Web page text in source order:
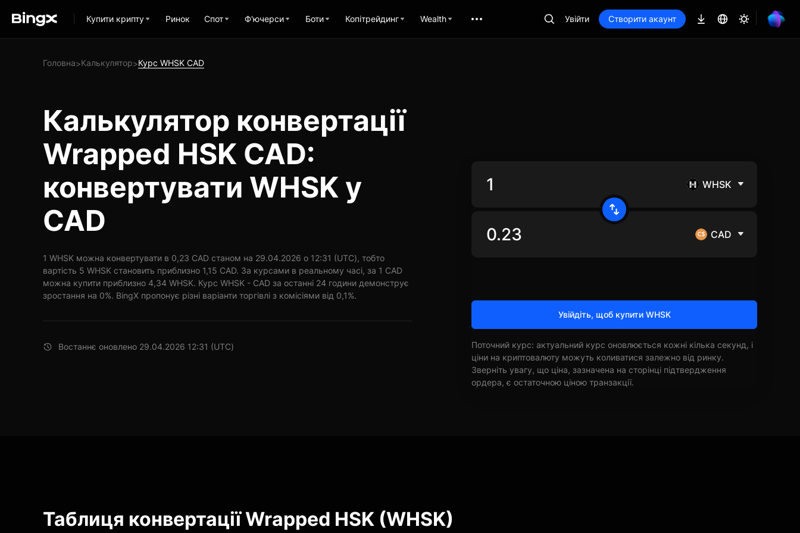
Купити крипту Ринок Спот Ф'ючерси Боти Копітрейдинг Wealth Увійти Створити акаунт
Головна>Калькулятор>Курс WHSK CAD
Калькулятор конвертації
Wrapped HSK CAD:
конвертувати WHSK у
CAD
1 WHSK можна конвертувати в 0,23 CAD станом на 29.04.2026 о 12:31 (UTC), тобто
вартість 5 WHSK становить приблизно 1,15 CAD. За курсами в реальному часі, за 1 CAD
можна купити приблизно 4,34 WHSK. Курс WHSK - CAD за останні 24 години демонструє
зростання на 0%. BingX пропонує різні варіанти торгівлі з комісіями від 0,1%.
Востаннє оновлено 29.04.2026 12:31 (UTC)
WHSK
CAD
Увійдіть, щоб купити WHSK
Поточний курс: актуальний курс оновлюється кожні кілька секунд, і
ціни на криптовалюту можуть коливатися залежно від ринку.
Зверніть увагу, що ціна, зазначена на сторінці підтвердження
ордера, є остаточною ціною транзакції.
Таблиця конвертації Wrapped HSK (WHSK)